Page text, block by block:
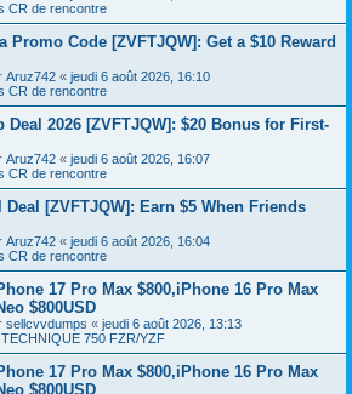
CR de rencontre
Promo Code [ZVFTJQW]: Get a $10 Reward
Aruz742 « jeudi 6 août 2026, 16:10
CR de rencontre
Deal 2026 [ZVFTJQW]: $20 Bonus for First-
Aruz742 « jeudi 6 août 2026, 16:07
CR de rencontre
Deal [ZVFTJQW]: Earn $5 When Friends
Aruz742 « jeudi 6 août 2026, 16:04
CR de rencontre
17 Pro Max $800,iPhone 16 Pro Max
$800USD
sellcvvdumps « jeudi 6 août 2026, 13:13
750 FZR/YZF
17 Pro Max $800,iPhone 16 Pro Max
$800USD